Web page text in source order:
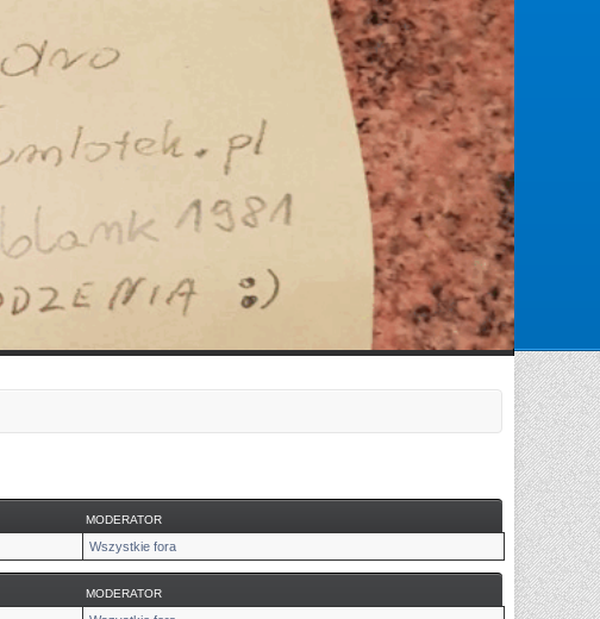
Zaloguj się
Zarejestruj się
MODERATOR
Wszystkie fora
MODERATOR